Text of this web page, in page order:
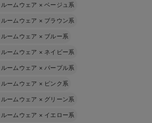
ームウェア ×ベージュ系
ームウェア × ブラウン系
ームウェア × ブルー系
ームウェア × ネイビー系
ームウェア × パープル系
ームウェア × ピンク系
ームウェア × グリーン系
ームウェア × イエロー系